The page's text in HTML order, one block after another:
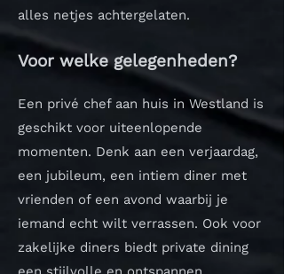
alles netjes achtergelaten.
Voor welke gelegenheden?
Een privé chef aan huis in Westland is
geschikt voor uiteenlopende
momenten. Denk aan een verjaardag,
een jubileum, een intiem diner met
vrienden of een avond waarbij je
iemand echt wilt verrassen. Ook voor
zakelijke diners biedt private dining